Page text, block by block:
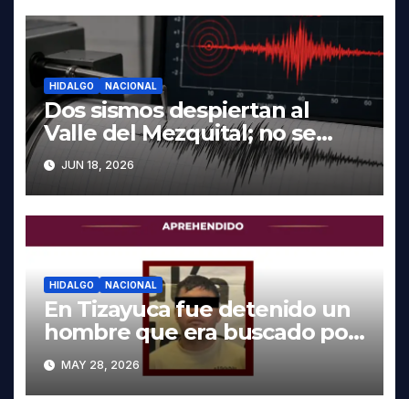
HIDALGO NACIONAL
Dos sismos despiertan al
Valle del Mezquital; no se
reportan daños en Hidalgo
JUN 18, 2026
HIDALGO NACIONAL
En Tizayuca fue detenido un
hombre que era buscado por
autoridades de Oaxaca
MAY 28, 2026